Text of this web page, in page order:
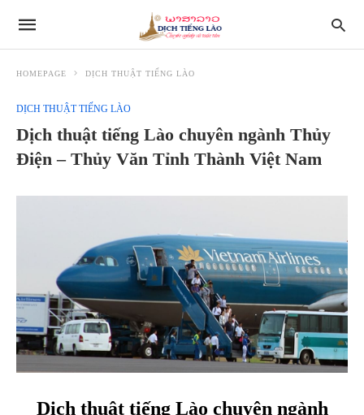
HOMEPAGE DỊCH THUẬT TIẾNG LÀO
DỊCH THUẬT TIẾNG LÀO
Dịch thuật tiếng Lào chuyên ngành Thủy
Điện – Thủy Văn Tỉnh Thành Việt Nam
Dịch thuật tiếng Lào chuyên ngành